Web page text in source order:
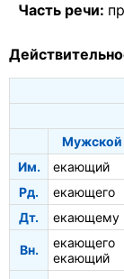
Часть речи:
Мужской
Им.
екающий
Рд.
екающего
Дт.
екающему
Вн.
екающего
екающий